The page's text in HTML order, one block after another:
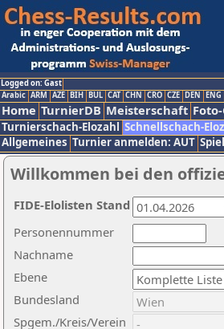
Logged on: Gast
Arabic ARM AZE BIH BUL CAT CHN CRO CZE DEN ENG
Home TurnierDB Meisterschaft
Turnierschach-Elozahl Schnellschach-
Allgemeines Turnier anmelden: AUT
Willkommen bei den
Nachname
Ebene
Personennummer
Bundesland
Spgem./Kreis/Verein
FIDE-Elolisten Stand